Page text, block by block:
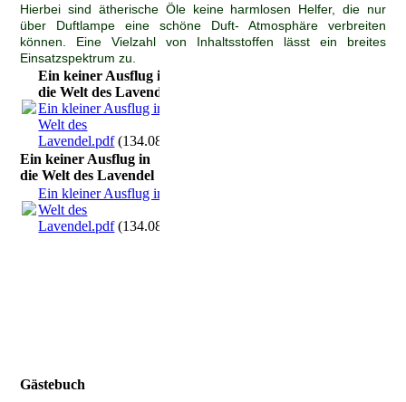
Hierbei sind ätherische Öle keine harmlosen Helfer, die nur
über Duftlampe eine schöne Duft- Atmosphäre verbreiten
können. Eine Vielzahl von Inhaltsstoffen lässt ein breites
Einsatzspektrum zu.
Ein keiner Ausflug in
die Welt des Lavendel
Ein kleiner Ausflug in die
Welt des
Lavendel.pdf(134.08KB)
Ein keiner Ausflug in
die Welt des Lavendel
Ein kleiner Ausflug in die
Welt des
Lavendel.pdf(134.08KB)
Gästebuch